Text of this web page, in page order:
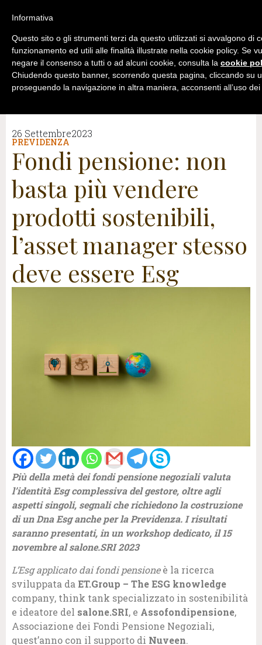
26 Settembre2023
PREVIDENZA
Fondi pensione: non
basta più vendere
prodotti sostenibili,
l’asset manager stesso
deve essere Esg
Più della metà dei fondi pensione negoziali valuta
l’identità Esg complessiva del gestore, oltre agli
aspettisingoli, segnali che richiedono la costruzione
di un Dna Esg anche per la Previdenza. I risultati
saranno presentati, in un workshop dedicato, il 15
novembre al salone.SRI 2023
L’Esg applicato dai fondi pensioneè la ricerca
sviluppata da ET.Group – The ESG knowledge
company, think tank specializzato in sostenibilità
e ideatore del salone.SRI, e Assofondipensione,
Associazione dei Fondi Pensione Negoziali,
quest’anno con il supporto di Nuveen.
Informativa
Questo sito o gli strumenti terzi da questo utilizzati si avvalgono di
funzionamento ed utili alle finalità illustrate nella cookie policy. Se
negare il consenso a tutti o ad alcuni cookie, consulta la cookie
Chiudendo questo banner, scorrendo questa pagina, cliccando su
proseguendo la navigazione in altra maniera, acconsenti all’uso